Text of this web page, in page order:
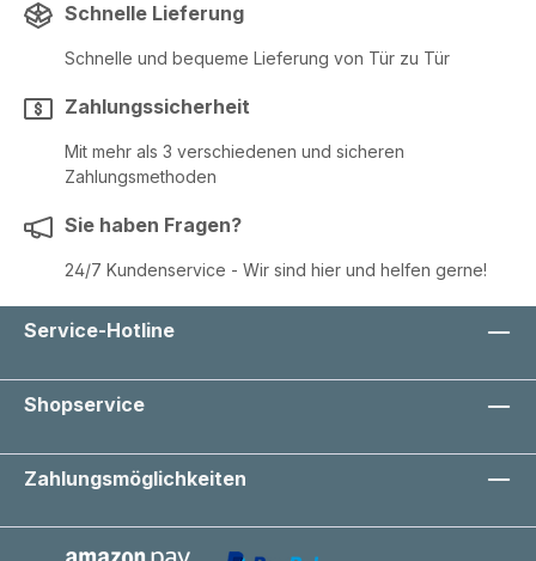
Schnelle Lieferung
Schnelle und bequeme Lieferung von Tür zu Tür
Zahlungssicherheit
Mit mehr als 3 verschiedenen und sicheren
Zahlungsmethoden
Sie haben Fragen?
24/7 Kundenservice - Wir sind hier und helfen gerne!
Service-Hotline
Shopservice
Zahlungsmöglichkeiten